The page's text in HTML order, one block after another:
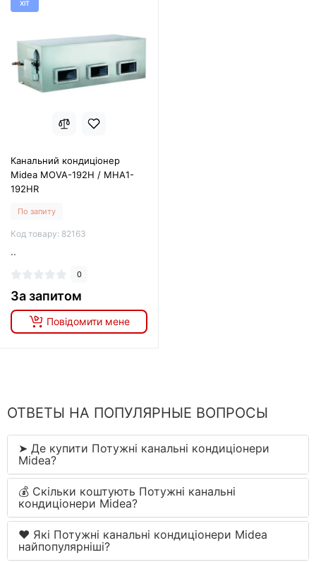
ХІТ
Канальний кондиціонер
Midea MOVA-192H / MHA1-
192HR
По запиту
Код товару: 82163
..
0
За запитом
Повідомити мене
ОТВЕТЫ НА ПОПУЛЯРНЫЕ ВОПРОСЫ
➤ Де купити Потужні канальні кондиціонери
Midea?
💰 Скільки коштують Потужні канальні
кондиціонери Midea?
❤️ Які Потужні канальні кондиціонери Midea
найпопулярніші?